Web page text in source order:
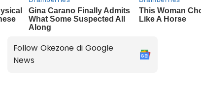
Follow Okezone di Google
News